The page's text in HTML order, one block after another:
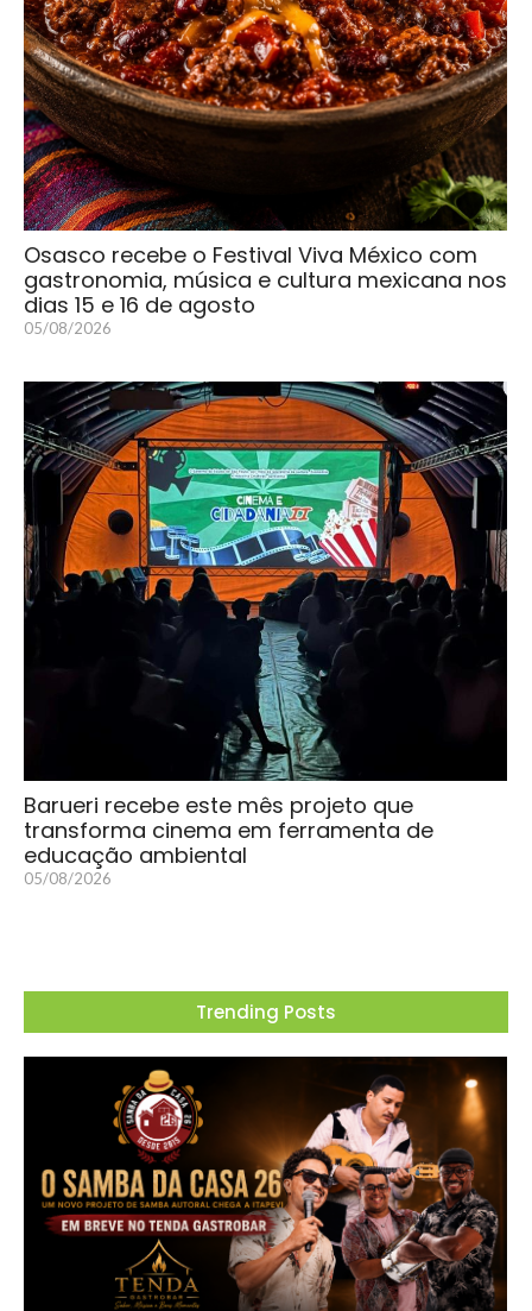
Osasco recebe o Festival Viva México com
gastronomia, música e cultura mexicana nos
dias 15 e 16 de agosto
05/08/2026
Barueri recebe este mês projeto que
transforma cinema em ferramenta de
educação ambiental
05/08/2026
Trending Posts